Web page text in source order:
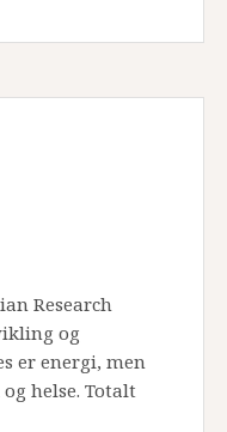
Research
og
er energi, men
helse. Totalt